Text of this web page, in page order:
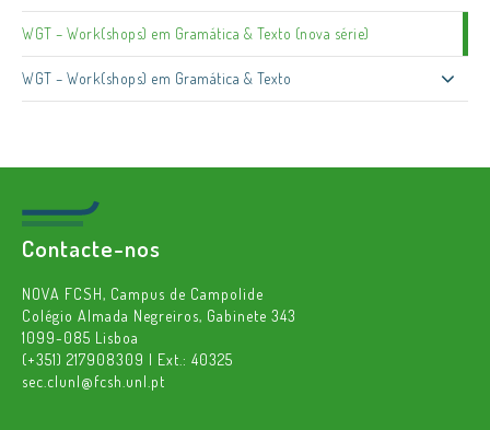
WGT – Work(shops) em Gramática & Texto (nova série)
WGT – Work(shops) em Gramática & Texto
Contacte-nos
NOVA FCSH, Campus de Campolide
Colégio Almada Negreiros, Gabinete 343
1099-085 Lisboa
(+351) 217908309 | Ext.: 40325
sec.clunl@fcsh.unl.pt